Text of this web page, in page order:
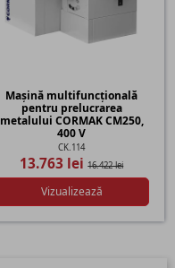
Mașină multifuncțională
pentru prelucrarea
metalului CORMAK CM250,
400 V
CK.114
13.763 lei16.422 lei
Vizualizează